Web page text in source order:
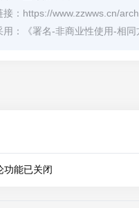
： https://www.zzwws.cn/
：
《署名-非商业性使用-相同方式共享 4.0 国
功能已关闭